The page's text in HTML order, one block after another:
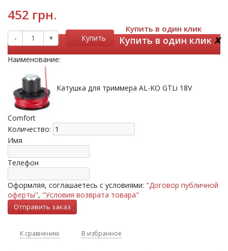
452 грн.
- + Купить
Купить в один клик
Купить в один клик x
Наименование:
Катушка для триммера AL-KO GTLi 18V
Comfort
Количество:
Имя
Телефон
Оформляя, соглашаетесь с условиями: "Договор публичной
оферты", "Условия возврата товара"
К сравнению В избранное